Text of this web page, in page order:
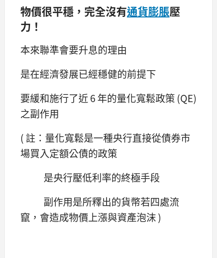
物價很平穩，完全沒有通貨膨脹壓
力！
本來聯準會要升息的理由
是在經濟發展已經穩健的前提下
要緩和施行了近 6 年的量化寬鬆政策 (QE)
之副作用
( 註：量化寬鬆是一種央行直接從債券市
場買入定額公債的政策
是央行壓低利率的終極手段
副作用是所釋出的貨幣若四處流
竄，會造成物價上漲與資產泡沫 )